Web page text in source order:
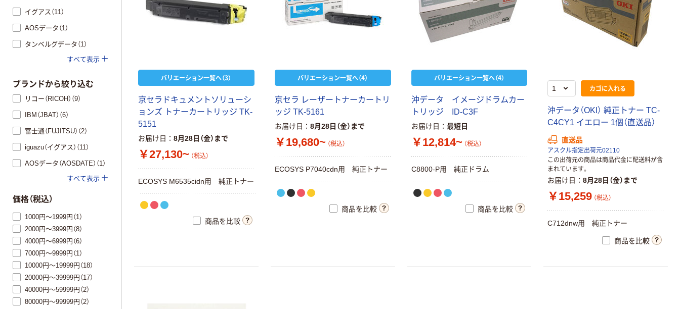
バリエーション一覧へ（3）
京セ ラ ドキ ュ メ ン ト ソ リ ュ ーシ
ョ ンズ トナーカー ト リ ッジ TK-
5151
お届け日 8月28日（金）まで
￥27,130~ （税込）
ECOSYS M6535cidn用 純正 トナー
商品を比較
バリエーション一覧へ（4）
京セ ラ レーザー トナーカー ト リ
ッジ TK-5161
お届け日 8月28日（金）まで
￥19,680~ （税込）
ECOSYS P7040cdn用 純正 トナー
商品を比較
バリエーション一覧へ（4）
沖データ イ メージ ド ラムカー
ト リ ッジ D-C3F
お届け日 最短日
￥12,814~ （税込）
C8800-P用 純正 ド ラ ム
商品を比較
カゴに入れる
沖データ （OK ） 純正 トナー TC-
C4CY1 イエロー 1個 （直送品）
直送品
アスクル指定出荷元02110
この出荷元の商品は商品代金に配送料が含
まれています。
お届け日 8月28日（金）まで
￥15,259 （税込）
C71 2dnw用 純正 トナー
商品を比較
イグアス（11）
AOSデータ（1）
タンベルグデータ（1）
すべて表示
ブランドから絞り込む
リコー（RICOH）（9）
IBM（JBAT）（6）
富士通（FUJITSU）（2）
iguazu（イグアス）（11）
AOSデータ（AOSDATE）（1）
すべて表示
価格（税込）
1000円～1999円（1）
2000円～3999円（8）
4000円～6999円（6）
7000円～9999円（1）
10000円～19999円（18）
20000円～39999円（17）
40000円～59999円（2）
80000円～99999円（2）